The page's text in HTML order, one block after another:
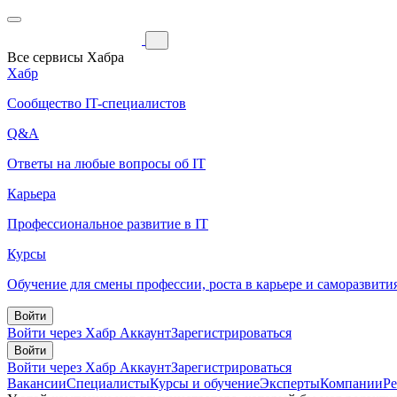
Все сервисы Хабра
Хабр
Сообщество IT-специалистов
Q&A
Ответы на любые вопросы об IT
Карьера
Профессиональное развитие в IT
Курсы
Обучение для смены профессии, роста в карьере и
Войти
Войти через Хабр АккаунтЗарегистрироваться
Войти
Войти через Хабр АккаунтЗарегистрироваться
ВакансииСпециалистыКурсы и обучениеЭкспертыКомпании